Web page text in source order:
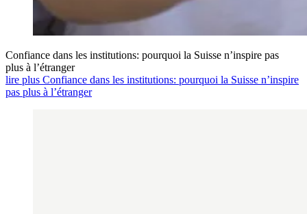
Confiance dans les institutions: pourquoi la Suisse n’inspire pas
plus à l’étranger
lire plus Confiance dans les institutions: pourquoi la Suisse n’inspire
pas plus à l’étranger